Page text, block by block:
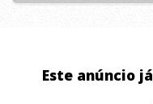
Este anúncio